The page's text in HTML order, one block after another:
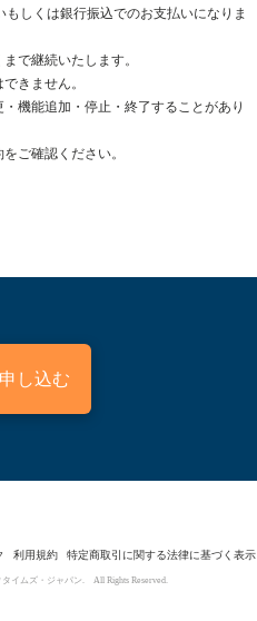
しくは銀行振込でのお支払いになりま
で継続いたします。
きません。
機能追加・停止・終了することがあり
ご確認ください。
し込む
利用規約 特定商取引に関する法律に基づく表示
タイムズ・ジャパン. All Rights Reserved.